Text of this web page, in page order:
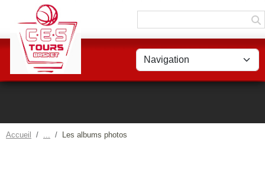
Accueil Les albums photos
Panneau de gestion des cookies